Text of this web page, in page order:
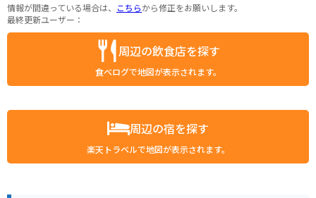
情報が間違っている場合は、 こちらから修正をお願いします。
最終更新ユーザー：
周辺の飲食店を探す
食べログで地図が表示されます。
周辺の宿を探す
楽天トラベルで地図が表示されます。